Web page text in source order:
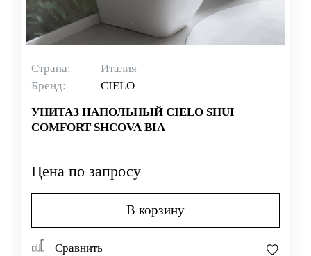
Страна:
Италия
Бренд:
CIELO
УНИТАЗ НАПОЛЬНЫЙ CIELO SHUI
COMFORT SHCOVA BIA
Цена по запросу
В корзину
Сравнить